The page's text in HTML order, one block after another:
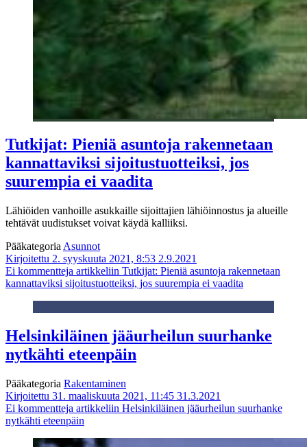
Tutkijat: Pieniä asuntoja rakennetaan
kannattaviksi sijoitustuotteiksi, jos
suurempia ei vaadita
Lähiöiden vanhoille asukkaille sijoittajien lähiöinnostus ja alueille
tehtävät uudistukset voivat käydä kalliiksi.
Pääkategoria Asunnot
Kirjoitettu 2. syyskuuta 2021, 8:53 2.9.2021
Ei kommentteja artikkeliin Tutkijat: Pieniä asuntoja rakennetaan
kannattaviksi sijoitustuotteiksi, jos suurempia ei vaadita
Helsinkiläinen jääurheilun suurhanke
nytkähti eteenpäin
Pääkategoria Rakentaminen
Kirjoitettu 31. maaliskuuta 2021, 11:45 31.3.2021
Ei kommentteja artikkeliin Helsinkiläinen jääurheilun suurhanke
nytkähti eteenpäin